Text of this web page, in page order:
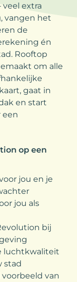
extra
vangen het
de
én
Rooftop
om alle
gaat in
en start
een
op een
jou en je
jou als
bij
luchtkwaliteit
stad
van